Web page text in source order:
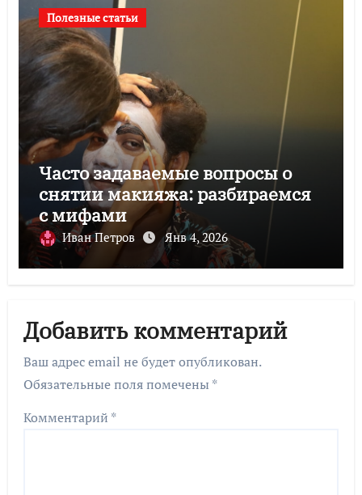
Полезные статьи
Часто задаваемые вопросы о
снятии макияжа: разбираемся
с мифами
Иван Петров Янв 4, 2026
Добавить комментарий
Ваш адрес email не будет опубликован.
Обязательные поля помечены *
Комментарий *